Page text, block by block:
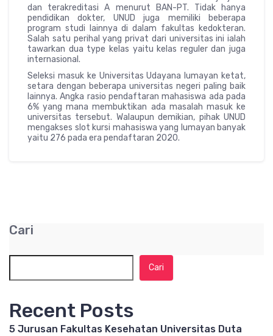
dan terakreditasi A menurut BAN-PT. Tidak hanya
pendidikan dokter, UNUD juga memiliki beberapa
program studi lainnya di dalam fakultas kedokteran.
Salah satu perihal yang privat dari universitas ini ialah
tawarkan dua type kelas yaitu kelas reguler dan juga
internasional.
Seleksi masuk ke Universitas Udayana lumayan ketat,
setara dengan beberapa universitas negeri paling baik
lainnya. Angka rasio pendaftaran mahasiswa ada pada
6% yang mana membuktikan ada masalah masuk ke
universitas tersebut. Walaupun demikian, pihak UNUD
mengakses slot kursi mahasiswa yang lumayan banyak
yaitu 276 pada era pendaftaran 2020.
Cari
Cari
Recent Posts
5 Jurusan Fakultas Kesehatan Universitas Duta